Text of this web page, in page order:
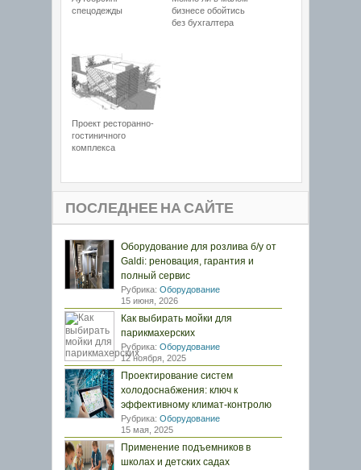
спецодежды
бизнесе обойтись
без бухгалтера
Проект ресторанно-
гостиничного
комплекса
ПОСЛЕДНЕЕ НА САЙТЕ
Оборудование для розлива б/у от
Galdi: реновация, гарантия и
полный сервис
Рубрика: Оборудование
15 июня, 2026
Как выбирать мойки для
парикмахерских
Рубрика: Оборудование
12 ноября, 2025
Проектирование систем
холодоснабжения: ключ к
эффективному климат-контролю
Рубрика: Оборудование
15 мая, 2025
Применение подъемников в
школах и детских садах